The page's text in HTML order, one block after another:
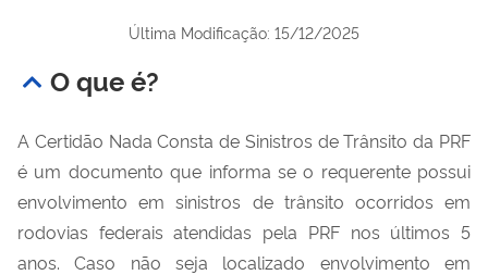
Última Modificação: 15/12/2025
O que é?
A Certidão Nada Consta de Sinistros de Trânsito da PRF
é um documento que informa se o requerente possui
envolvimento em sinistros de trânsito ocorridos em
rodovias federais atendidas pela PRF nos últimos 5
anos. Caso não seja localizado envolvimento em